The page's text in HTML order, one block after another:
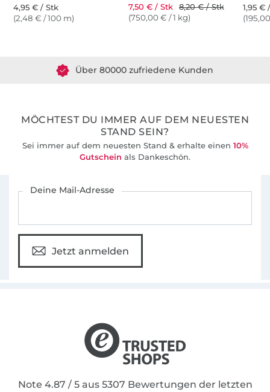
4,95 € / Stk
(2,48 € / 100 m)
7,50 € / Stk
8,20 € / Stk
(750,00 € / 1 kg)
1,95 €
Über 80000 zufriedene Kunden
MÖCHTEST DU IMMER AUF DEM NEUESTEN
STAND SEIN?
Sei immer auf dem neuesten Stand & erhalte einen 10%
Gutschein als Dankeschön.
Deine Mail-Adresse
Jetzt anmelden
Note 4.87 / 5 aus 5307 Bewertungen der letzten